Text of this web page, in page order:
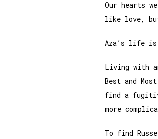
Our hearts
like love,
Aza’s life
Living with
Best and
find a
more
To find